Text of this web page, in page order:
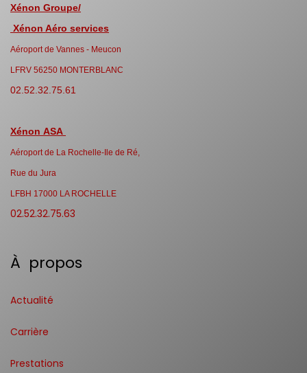
Xénon Groupe/
Xénon Aéro services
Aéroport de Vannes - Meucon
LFRV 56250 MONTERBLANC
02.52.32.75.61
Xénon ASA
Aéroport de La Rochelle-Ile de Ré,
Rue du Jura
LFBH 17000 LA ROCHELLE
02.52.32.75.63
À propos
Actualité
Carrière
Prestations